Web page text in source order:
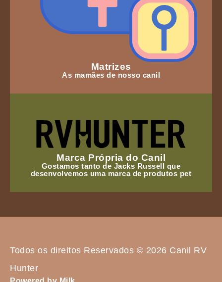
Matrizes
As mamães de nosso canil
Marca Própria do Canil
Gostamos tanto de Jacks Russell que
desenvolvemos uma marca de produtos pet
Todos os direitos Reservados © 2026 Canil RV
Hunter